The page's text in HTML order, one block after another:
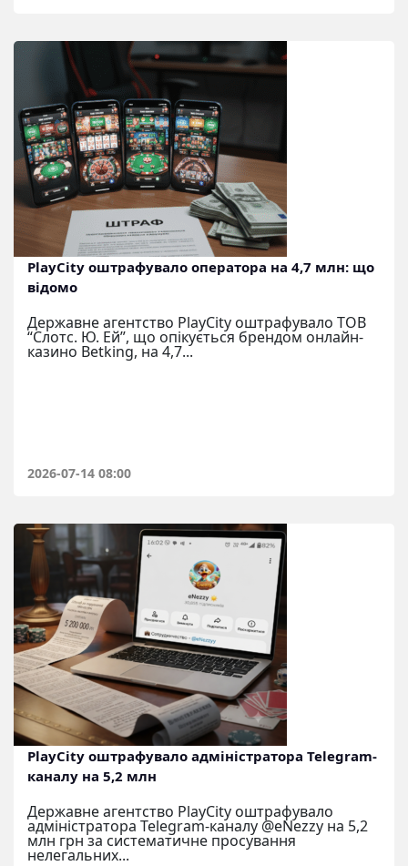
PlayCity оштрафувало оператора на 4,7 млн: що
відомо
Державне агентство PlayCity оштрафувало ТОВ
“Слотс. Ю. Ей”, що опікується брендом онлайн-
казино Betking, на 4,7...
2026-07-14 08:00
PlayCity оштрафувало адміністратора Telegram-
каналу на 5,2 млн
Державне агентство PlayCity оштрафувало
адміністратора Telegram-каналу @eNezzy на 5,2
млн грн за систематичне просування
нелегальних...